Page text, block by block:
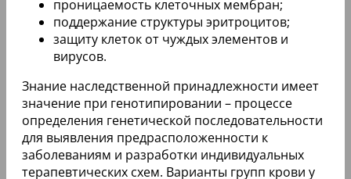
проницаемость клеточных мембран;
поддержание структуры эритроцитов;
защиту клеток от чуждых элементов и
вирусов.
Знание наследственной принадлежности имеет
значение при генотипировании – процессе
определения генетической последовательности
для выявления предрасположенности к
заболеваниям и разработки индивидуальных
терапевтических схем. Варианты групп крови у